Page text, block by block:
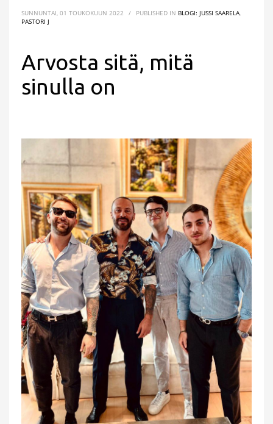
SUNNUNTAI, 01 TOUKOKUUN 2022 / PUBLISHED IN BLOGI: JUSSI SAARELA
PASTORI J
Arvosta sitä, mitä
sinulla on